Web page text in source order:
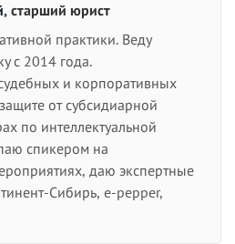
, старший юрист
практики. Веду
с 2014 года.
и корпоративных
от субсидиарной
по интеллектуальной
спикером на
даю экспертные
Сибирь, e-pepper,